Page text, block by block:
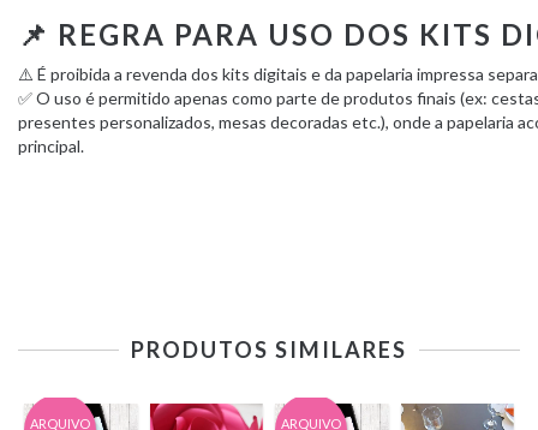
📌 REGRA PARA USO DOS KITS
⚠️ É proibida a revenda dos kits digitais e da papelaria impressa
✅ O uso é permitido apenas como parte de produtos finais (ex:
presentes personalizados, mesas decoradas etc.), onde a papelaria
principal.
PRODUTOS SIMILARES
ARQUIVO
ARQUIVO